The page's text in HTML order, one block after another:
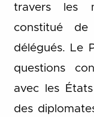
travers les
constitué
délégués. Le
questions
avec les
des